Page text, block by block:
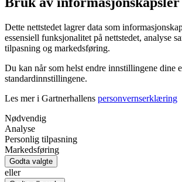
Dette nettstedet lagrer data som
essensiell funksjonalitet på nettstedet, analyse
tilpasning og markedsføring.
Du kan når som helst endre innstillingene dine
standardinnstillingene.
Les mer i Gartnerhallens personvernserklæring
Nødvendig
Analyse
Personlig tilpasning
Markedsføring
Godta valgte
eller